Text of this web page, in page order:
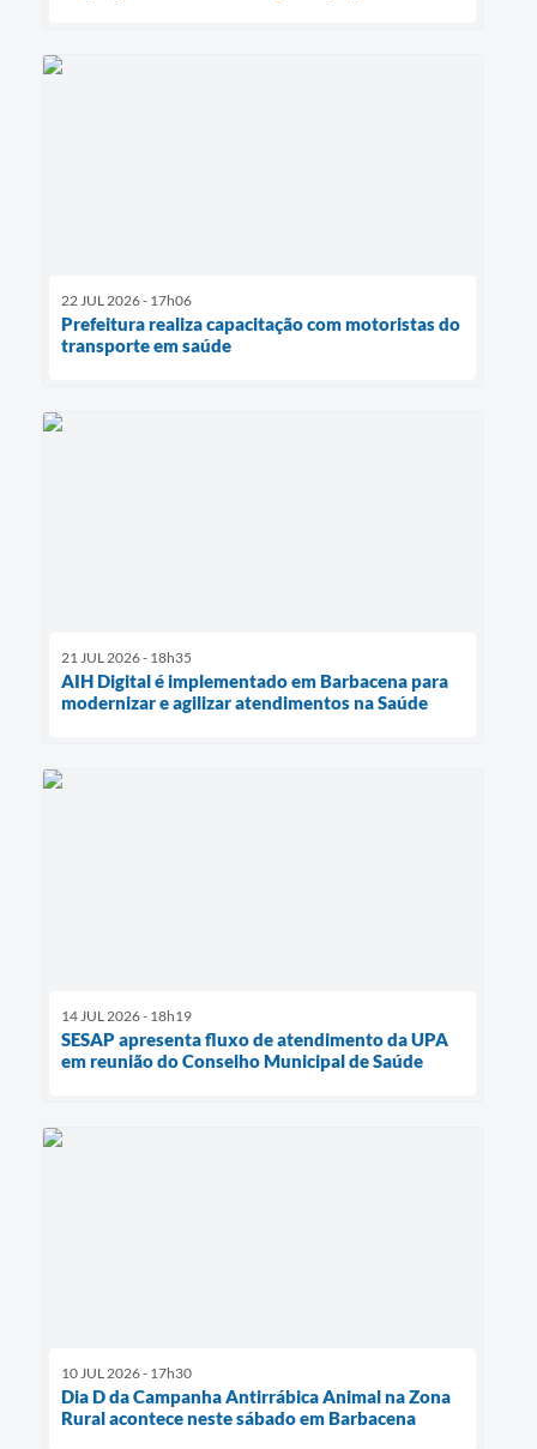
22 JUL 2026 - 17h06
Prefeitura realiza capacitação com motoristas do
transporte em saúde
21 JUL 2026 - 18h35
AIH Digital é implementado em Barbacena para
modernizar e agilizar atendimentos na Saúde
14 JUL 2026 - 18h19
SESAP apresenta fluxo de atendimento da UPA
em reunião do Conselho Municipal de Saúde
10 JUL 2026 - 17h30
Dia D da Campanha Antirrábica Animal na Zona
Rural acontece neste sábado em Barbacena